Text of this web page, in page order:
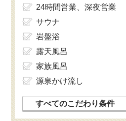
24時間営業、深夜営業
サウナ
岩盤浴
露天風呂
家族風呂
源泉かけ流し
すべてのこだわり条件